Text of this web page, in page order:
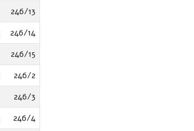
246/13
246/14
246/15
246/2
246/3
246/4